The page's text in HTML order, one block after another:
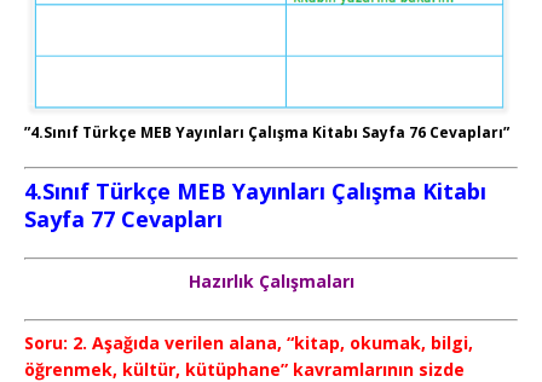
”4.Sınıf Türkçe MEB Yayınları Çalışma Kitabı Sayfa 76 Cevapları”
4.Sınıf Türkçe MEB Yayınları Çalışma Kitabı
Sayfa 77 Cevapları
Hazırlık Çalışmaları
Soru: 2. Aşağıda verilen alana, “kitap, okumak, bilgi,
öğrenmek, kültür, kütüphane” kavramlarının sizde